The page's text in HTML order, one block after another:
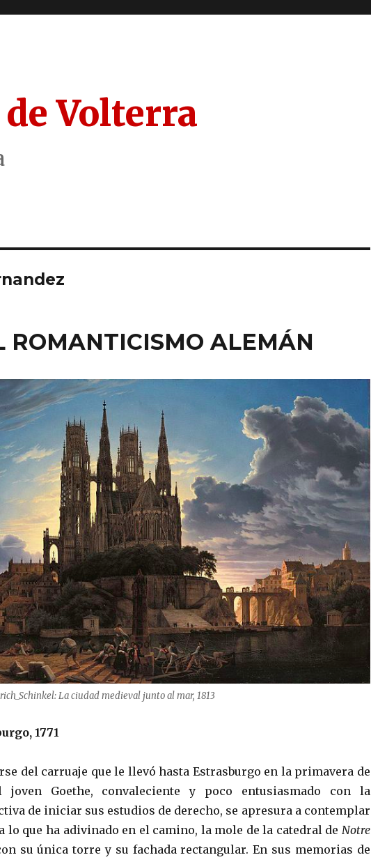
Volterra
ROMANTICISMO ALEMÁN
La ciudad medieval junto al mar, 1813
1771
del carruaje que le llevó hasta Estrasburgo en la primavera de
joven Goethe, convaleciente y poco entusiasmado con la
de iniciar sus estudios de derecho, se apresura a contemplar
lo que ha adivinado en el camino, la mole de la catedral de Notre
su única torre y su fachada rectangular. En sus memorias de